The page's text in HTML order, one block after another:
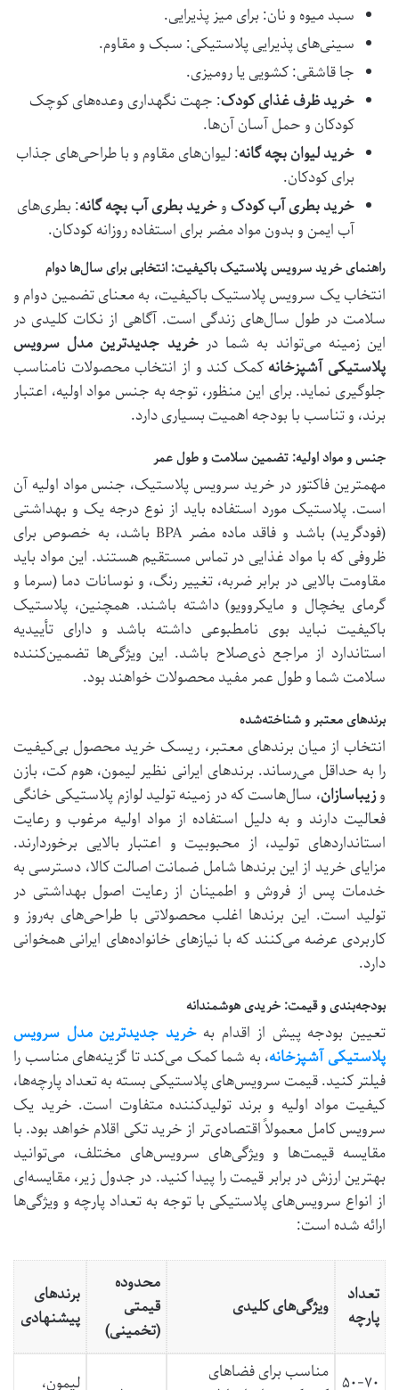
سبد میوه و نان: برای میز پذیرایی.
سینی‌های پذیرایی پلاستیکی: سبک و مقاوم.
جا قاشقی: کشویی یا رومیزی.
خرید ظرف غذای کودک: جهت نگهداری وعده‌های کوچک
کودکان و حمل آسان آن‌ها.
خرید لیوان بچه گانه: لیوان‌های مقاوم و با طراحی‌های جذاب
برای کودکان.
خرید بطری آب کودکوخرید بطری آب بچه گانه: بطری‌های
آب ایمن و بدون مواد مضر برای استفاده روزانه کودکان.
راهنمای خرید سرویس پلاستیک باکیفیت: انتخابی برای سال‌ها دوام
انتخاب یک سرویس پلاستیک باکیفیت، به معنای تضمین دوام و
سلامت در طول سال‌های زندگی است. آگاهی از نکات کلیدی در
این زمینه می‌تواند به شما در خرید جدیدترین مدل سرویس
پلاستیکی آشپزخانه کمک کند و از انتخاب محصولات نامناسب
جلوگیری نماید. برای این منظور، توجه به جنس مواد اولیه، اعتبار
برند، و تناسب با بودجه اهمیت بسیاری دارد.
جنس و مواد اولیه: تضمین سلامت و طول عمر
مهمترین فاکتور در خرید سرویس پلاستیک، جنس مواد اولیه آن
است. پلاستیک مورد استفاده باید از نوع درجه یک و بهداشتی
(فودگرید) باشد و فاقد ماده مضر BPA باشد، به خصوص برای
ظروفی که با مواد غذایی در تماس مستقیم هستند. این مواد باید
مقاومت بالایی در برابر ضربه، تغییر رنگ، و نوسانات دما (سرما و
گرمای یخچال و مایکروویو) داشته باشند. همچنین، پلاستیک
باکیفیت نباید بوی نامطبوعی داشته باشد و دارای تأییدیه
استاندارد از مراجع ذی‌صلاح باشد. این ویژگی‌ها تضمین‌کننده
سلامت شما و طول عمر مفید محصولات خواهند بود.
برندهای معتبر و شناخته‌شده
انتخاب از میان برندهای معتبر، ریسک خرید محصول بی‌کیفیت
را به حداقل می‌رساند. برندهای ایرانی نظیر لیمون، هوم کت، بازن
وزیباسازان، سال‌هاست که در زمینه تولید لوازم پلاستیکی خانگی
فعالیت دارند و به دلیل استفاده از مواد اولیه مرغوب و رعایت
استانداردهای تولید، از محبوبیت و اعتبار بالایی برخوردارند.
مزایای خرید از این برندها شامل ضمانت اصالت کالا، دسترسی به
خدمات پس از فروش و اطمینان از رعایت اصول بهداشتی در
تولید است. این برندها اغلب محصولاتی با طراحی‌های به‌روز و
کاربردی عرضه می‌کنند که با نیازهای خانواده‌های ایرانی همخوانی
دارد.
بودجه‌بندی و قیمت: خریدی هوشمندانه
تعیین بودجه پیش از اقدام به خرید جدیدترین مدل سرویس
پلاستیکی آشپزخانه، به شما کمک می‌کند تا گزینه‌های مناسب را
فیلتر کنید. قیمت سرویس‌های پلاستیکی بسته به تعداد پارچه‌ها،
کیفیت مواد اولیه و برند تولیدکننده متفاوت است. خرید یک
سرویس کامل معمولاً اقتصادی‌تر از خرید تکی اقلام خواهد بود. با
مقایسه قیمت‌ها و ویژگی‌های سرویس‌های مختلف، می‌توانید
بهترین ارزش در برابر قیمت را پیدا کنید. در جدول زیر، مقایسه‌ای
از انواع سرویس‌های پلاستیکی با توجه به تعداد پارچه و ویژگی‌ها
ارائه شده است:
تعداد
پارچه
ویژگی‌های کلیدی
محدوده
قیمتی
(تخمینی)
برندهای
پیشنهادی
۵۰-۷۰ مناسب برای فضاهای
لیمون،